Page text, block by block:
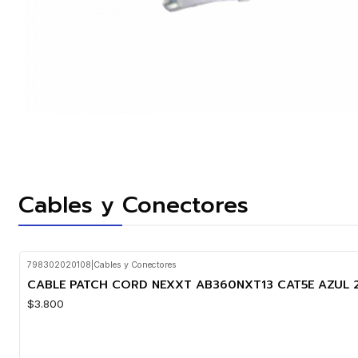
Cables y Conectores
798302020108 Cables y Conectores
CABLE PATCH CORD NEXXT AB360NXT13 CAT5E AZUL
$3.800